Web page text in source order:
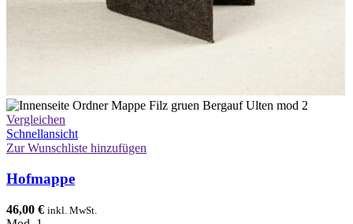
Vergleichen
Schnellansicht
Zur Wunschliste hinzufügen
Hofmappe
46,00 € inkl. MwSt.